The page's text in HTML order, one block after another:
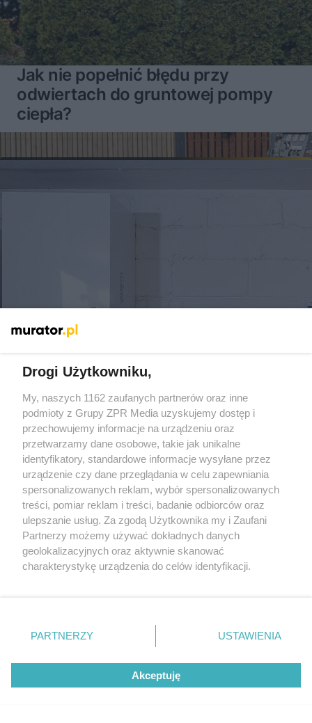
Jak nie popełnić błędu przy
odwiertach do gruntowej pompy
ciepła?
Jak działa klimatyzacja z pompą
ciepła
Drogi Użytkowniku,
My, naszych 1162 zaufanych partnerów oraz inne
podmioty z Grupy ZPR Media uzyskujemy dostęp i
przechowujemy informacje na urządzeniu oraz
przetwarzamy dane osobowe, takie jak unikalne
identyfikatory, standardowe informacje wysyłane przez
urządzenie czy dane przeglądania w celu zapewniania
spersonalizowanych reklam, wybór spersonalizowanych
treści, pomiar reklam i treści, badanie odbiorców oraz
ulepszanie usług. Za zgodą Użytkownika my i Zaufani
Partnerzy możemy używać dokładnych danych
geolokalizacyjnych oraz aktywnie skanować
charakterystykę urządzenia do celów identyfikacji.
zmienić/wycofać klikając przycisk ustawień prywatności
znajdujący się w lewym dolnym rogu strony
rodzaje przetwarzania danych nie wymagają zgody
użytkownika, ale masz prawo sprzeciwić się takiemu
przetwarzaniu. Preferencje będą miały zastosowanie tylko
PARTNERZY USTAWIENIA
Akceptuję